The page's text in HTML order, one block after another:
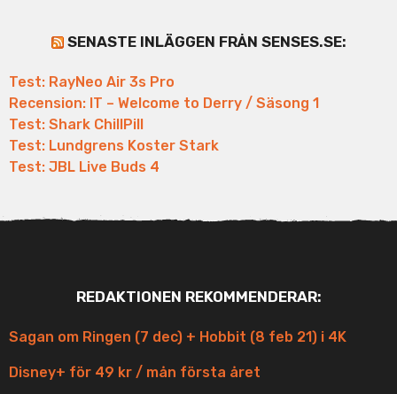
SENASTE INLÄGGEN FRÅN SENSES.SE:
Test: RayNeo Air 3s Pro
Recension: IT – Welcome to Derry / Säsong 1
Test: Shark ChillPill
Test: Lundgrens Koster Stark
Test: JBL Live Buds 4
REDAKTIONEN REKOMMENDERAR:
Sagan om Ringen (7 dec) + Hobbit (8 feb 21) i 4K
Disney+ för 49 kr / mån första året